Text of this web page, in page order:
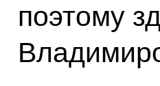
поэтому